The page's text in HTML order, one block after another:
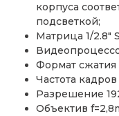
корпуса
подсветкой;
Матрица 1/2.8″
Формат сжатия
Частота
Разрешение
Объектив